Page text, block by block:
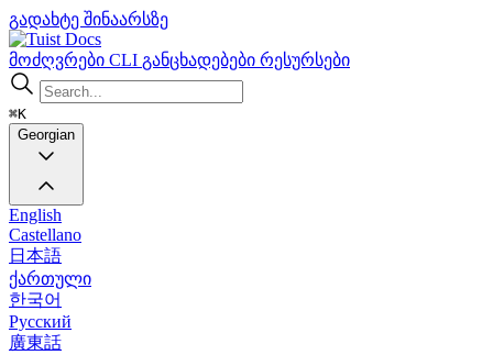
გადახტე შინაარსზე
Docs
მოძღვრები CLI განცხადებები რესურსები
⌘K
Georgian
English
Castellano
日本語
ქართული
한국어
Русский
廣東話